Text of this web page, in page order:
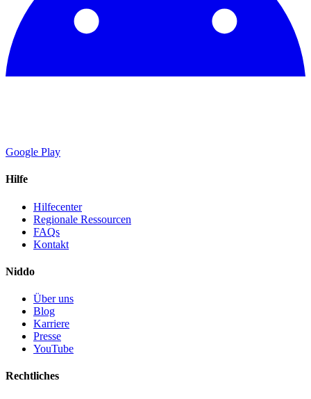
Google Play
Hilfe
Hilfecenter
Regionale Ressourcen
FAQs
Kontakt
Niddo
Über uns
Blog
Karriere
Presse
YouTube
Rechtliches